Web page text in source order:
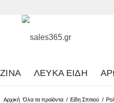
ΛΕΥΚΆ ΕΊΔΗ
Αρχική Όλα τα προϊόντα / Είδη Σπιτιού /